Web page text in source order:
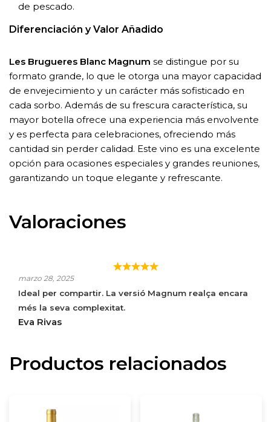
de pescado.
Diferenciación y Valor Añadido
Les Brugueres Blanc Magnum se distingue por su
formato grande, lo que le otorga una mayor capacidad
de envejecimiento y un carácter más sofisticado en
cada sorbo. Además de su frescura característica, su
mayor botella ofrece una experiencia más envolvente
y es perfecta para celebraciones, ofreciendo más
cantidad sin perder calidad. Este vino es una excelente
opción para ocasiones especiales y grandes reuniones,
garantizando un toque elegante y refrescante.
Valoraciones
LES BRUGUERES BLANC MAGNUM
marzo 28, 2025
Ideal per compartir. La versió Magnum realça encara
més la seva complexitat.
Eva Rivas
Productos relacionados